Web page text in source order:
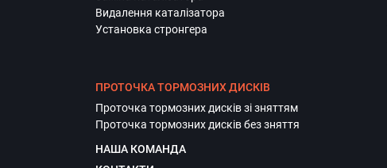
Видалення каталізатора
Установка стронгера
ПРОТОЧКА ТОРМОЗНИХ ДИСКІВ
Проточка тормозних дисків зі зняттям
Проточка тормозних дисків без зняття
НАША КОМАНДА